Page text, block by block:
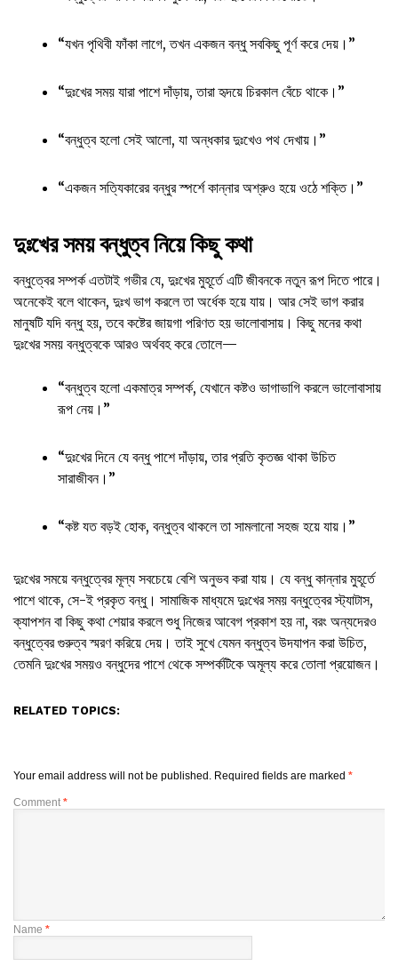
“যখন পৃথিবী ফাঁকা লাগে, তখন একজন বন্ধু সবকিছু পূর্ণ করে দেয়।”
“দুঃখের সময় যারা পাশে দাঁড়ায়, তারা হৃদয়ে চিরকাল বেঁচে থাকে।”
“বন্ধুত্ব হলো সেই আলো, যা অন্ধকার দুঃখেও পথ দেখায়।”
“একজন সত্যিকারের বন্ধুর স্পর্শে কান্নার অশ্রুও হয়ে ওঠে শক্তি।”
দুঃখের সময় বন্ধুত্ব নিয়ে কিছু কথা
বন্ধুত্বের সম্পর্ক এতটাই গভীর যে, দুঃখের মুহূর্তে এটি জীবনকে নতুন রূপ দিতে পারে।
অনেকেই বলে থাকেন, দুঃখ ভাগ করলে তা অর্ধেক হয়ে যায়। আর সেই ভাগ করার
মানুষটি যদি বন্ধু হয়, তবে কষ্টের জায়গা পরিণত হয় ভালোবাসায়। কিছু মনের কথা
দুঃখের সময় বন্ধুত্বকে আরও অর্থবহ করে তোলে—
“বন্ধুত্ব হলো একমাত্র সম্পর্ক, যেখানে কষ্টও ভাগাভাগি করলে ভালোবাসায়
রূপ নেয়।”
“দুঃখের দিনে যে বন্ধু পাশে দাঁড়ায়, তার প্রতি কৃতজ্ঞ থাকা উচিত
সারাজীবন।”
“কষ্ট যত বড়ই হোক, বন্ধুত্ব থাকলে তা সামলানো সহজ হয়ে যায়।”
দুঃখের সময়ে বন্ধুত্বের মূল্য সবচেয়ে বেশি অনুভব করা যায়। যে বন্ধু কান্নার মুহূর্তে
পাশে থাকে, সে-ই প্রকৃত বন্ধু। সামাজিক মাধ্যমে দুঃখের সময় বন্ধুত্বের স্ট্যাটাস,
ক্যাপশন বা কিছু কথা শেয়ার করলে শুধু নিজের আবেগ প্রকাশ হয় না, বরং অন্যদেরও
বন্ধুত্বের গুরুত্ব স্মরণ করিয়ে দেয়। তাই সুখে যেমন বন্ধুত্ব উদযাপন করা উচিত,
তেমনি দুঃখের সময়ও বন্ধুদের পাশে থেকে সম্পর্কটিকে অমূল্য করে তোলা প্রয়োজন।
RELATED TOPICS:
Your email address will not be published. Required fields are marked *
Comment *
Name *